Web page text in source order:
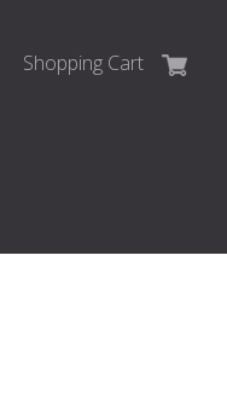
Shopping Cart